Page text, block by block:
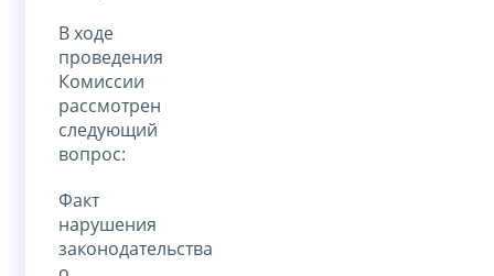
В ходе
проведения
Комиссии
рассмотрен
следующий
вопрос:
Факт
нарушения
законодательства